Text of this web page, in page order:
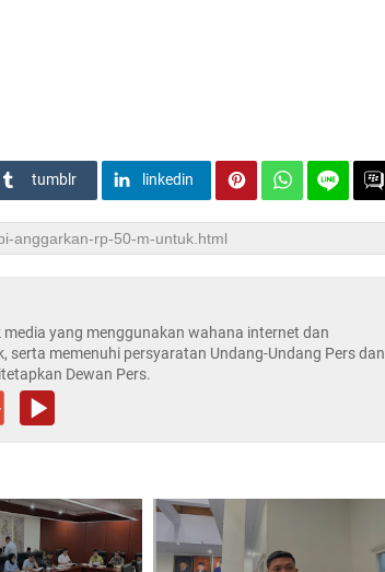
tumblr linkedin
yang menggunakan wahana internet dan
serta memenuhi persyaratan Undang-Undang Pers dan
Dewan Pers.